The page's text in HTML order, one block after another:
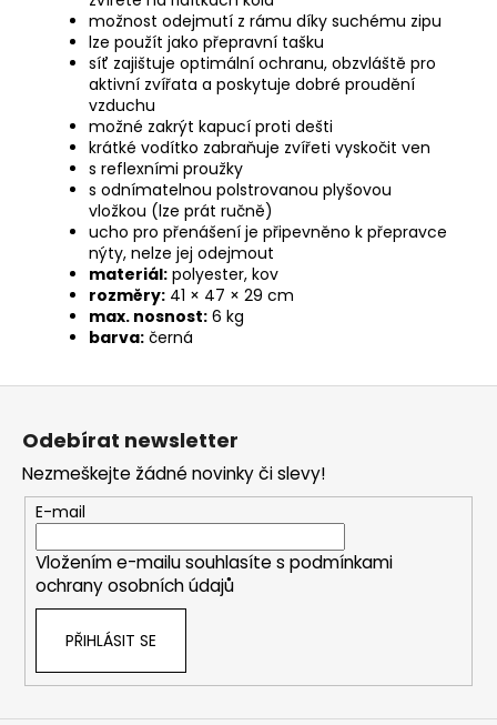
možnost odejmutí z rámu díky suchému zipu
lze použít jako přepravní tašku
síť zajištuje optimální ochranu, obzvláště pro
aktivní zvířata a poskytuje dobré proudění
vzduchu
možné zakrýt kapucí proti dešti
krátké vodítko zabraňuje zvířeti vyskočit ven
s reflexními proužky
s odnímatelnou polstrovanou plyšovou
vložkou (lze prát ručně)
ucho pro přenášení je připevněno k přepravce
nýty, nelze jej odejmout
materiál: polyester, kov
rozměry: 41 × 47 × 29 cm
max. nosnost: 6 kg
barva: černá
SAUCE
Z
Odebírat newsletter
Nezmeškejte žádné novinky či slevy!
E-mail
Vložením e-mailu souhlasíte s podmínkami
ochrany osobních údajů
PŘIHLÁSIT SE